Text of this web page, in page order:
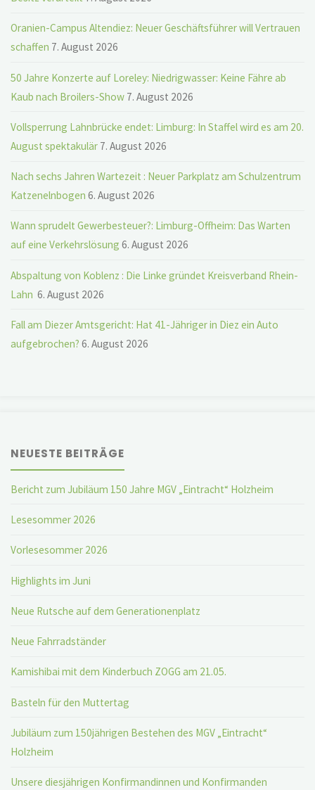
Oranien-Campus Altendiez: Neuer Geschäftsführer will Vertrauen
schaffen 7. August 2026
50 Jahre Konzerte auf Loreley: Niedrigwasser: Keine Fähre ab
Kaub nach Broilers-Show 7. August 2026
Vollsperrung Lahnbrücke endet: Limburg: In Staffel wird es am 20.
August spektakulär 7. August 2026
Nach sechs Jahren Wartezeit : Neuer Parkplatz am Schulzentrum
Katzenelnbogen 6. August 2026
Wann sprudelt Gewerbesteuer?: Limburg-Offheim: Das Warten
auf eine Verkehrslösung 6. August 2026
Abspaltung von Koblenz : Die Linke gründet Kreisverband Rhein-
Lahn 6. August 2026
Fall am Diezer Amtsgericht: Hat 41-Jähriger in Diez ein Auto
aufgebrochen? 6. August 2026
NEUESTE BEITRÄGE
Bericht zum Jubiläum 150 Jahre MGV „Eintracht“ Holzheim
Lesesommer 2026
Vorlesesommer 2026
Highlights im Juni
Neue Rutsche auf dem Generationenplatz
Neue Fahrradständer
Kamishibai mit dem Kinderbuch ZOGG am 21.05.
Basteln für den Muttertag
Jubiläum zum 150jährigen Bestehen des MGV „Eintracht“
Holzheim
Unsere diesjährigen Konfirmandinnen und Konfirmanden